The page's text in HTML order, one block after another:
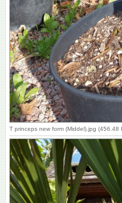
T princeps new form (Middel).jpg